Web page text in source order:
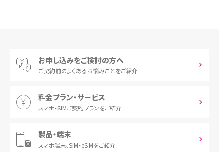
お申し込みをご検討の方へ
ご契約前のよくあるお悩みごとをご紹介
料金プラン・サービス
スマホ・SIMご契約プランをご紹介
製品・端末
スマホ端末、SIM・eSIMをご紹介